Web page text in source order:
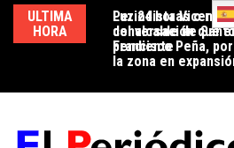
Skip
content
ULTIMA
HORA
Periodista Vicente
del alcalde de
Francisco Peña,
la zona en
Luz 24 horas o
conversación que
pendiente